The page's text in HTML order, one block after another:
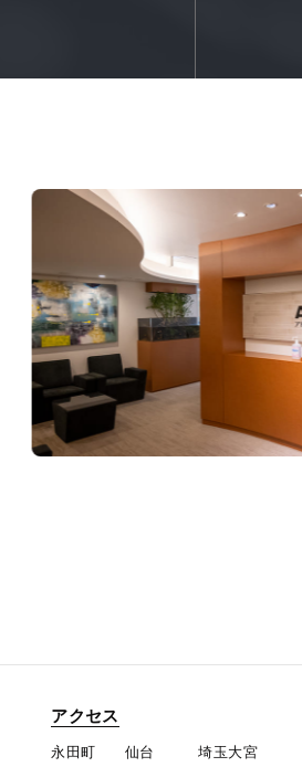
アクセス
永田町 仙台
埼玉大宮